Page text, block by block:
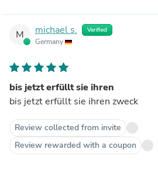
M michael s. Verified
Germany
bis jetzt erfüllt sie ihren
bis jetzt erfüllt sie ihren zweck
Review collected from invite
Review rewarded with a coupon